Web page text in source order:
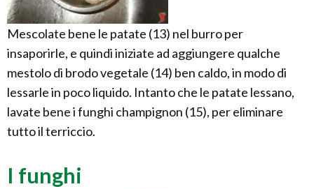
Mescolate bene le patate (13) nel burro per
insaporirle, e quindi iniziate ad aggiungere qualche
mestolo di brodo vegetale (14) ben caldo, in modo di
lessarle in poco liquido. Intanto che le patate lessano,
lavate bene i funghi champignon (15), per eliminare
tutto il terriccio.
I funghi